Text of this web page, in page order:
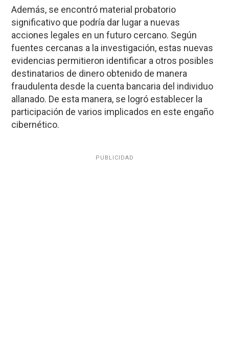
Además, se encontró material probatorio
significativo que podría dar lugar a nuevas
acciones legales en un futuro cercano. Según
fuentes cercanas a la investigación, estas nuevas
evidencias permitieron identificar a otros posibles
destinatarios de dinero obtenido de manera
fraudulenta desde la cuenta bancaria del individuo
allanado. De esta manera, se logró establecer la
participación de varios implicados en este engaño
cibernético.
PUBLICIDAD